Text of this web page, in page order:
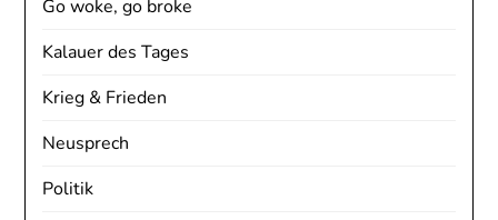
Go woke, go broke
Kalauer des Tages
Krieg & Frieden
Neusprech
Politik